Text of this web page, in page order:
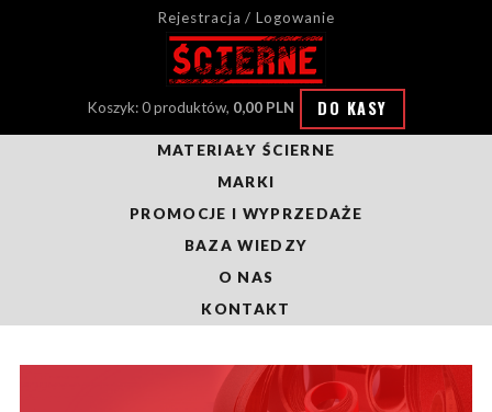
Rejestracja / Logowanie
Koszyk: 0 produktów, 0,00 PLN DO KASY
MATERIAŁY ŚCIERNE
MARKI
PROMOCJE I WYPRZEDAŻE
BAZA WIEDZY
O NAS
KONTAKT